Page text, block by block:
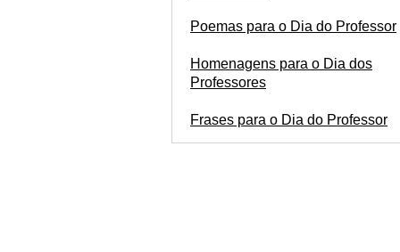
Poemas para o Dia do Professor
Homenagens para o Dia dos
Professores
Frases para o Dia do Professor